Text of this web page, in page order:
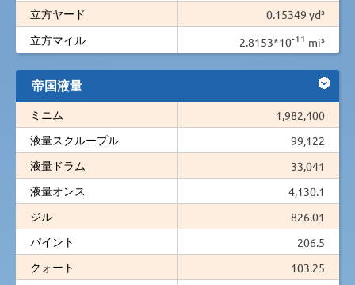
立方ヤード
0.15349 yd³
立方マイル
2.8153*10-11 mi³
帝国液量
ミニム
1,982,400
液量スクループル
99,122
液量ドラム
33,041
液量オンス
4,130.1
ジル
826.01
パイント
206.5
クォート
103.25